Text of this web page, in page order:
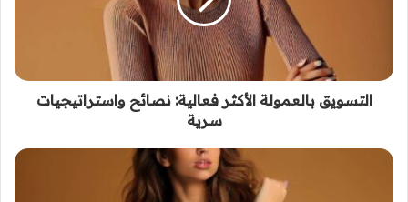
التسويق بالعمولة الأكثر فعالية: نصائح واستراتيجيات
سرية